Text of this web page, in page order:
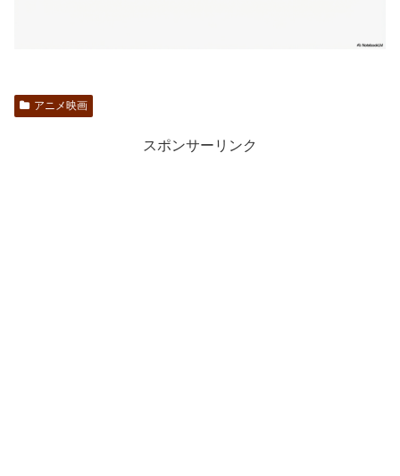
アニメ映画
スポンサーリンク